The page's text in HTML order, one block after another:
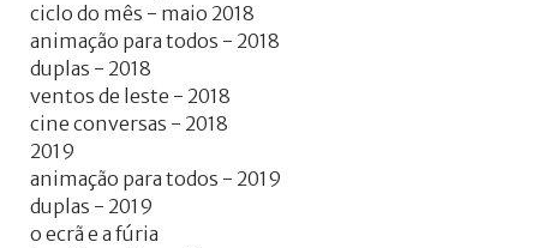
ciclo do mês - maio 2018
animação para todos - 2018
duplas - 2018
ventos de leste - 2018
cine conversas - 2018
2019
animação para todos - 2019
duplas - 2019
o ecrã e a fúria